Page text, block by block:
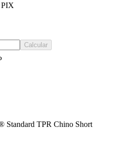
PIX
Calcular
Standard TPR Chino Short